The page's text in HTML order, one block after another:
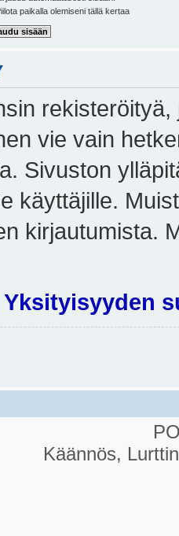
paikalla olemiseni tällä kertaa
vie vain
Sivuston
käyttäjille.
kirjautumista.
Yksityisyyden
Käännös,